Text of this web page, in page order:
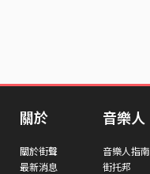
關於
關於街聲
最新消息
音樂人
音樂人指南
街托邦